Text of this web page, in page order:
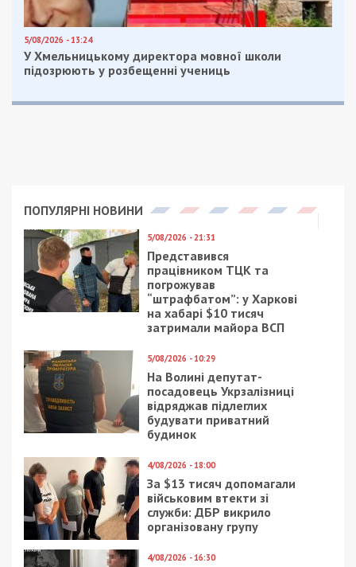
5/08/2026 - 13:24
У Хмельницькому директора мовної школи
підозрюють у розбещенні учениць
ПОПУЛЯРНІ НОВИНИ
5/08/2026 - 21:31
Представився
працівником ТЦК та
погрожував
“штрафбатом”: у Харкові
на хабарі $10 тисяч
затримали майора ВСП
5/08/2026 - 10:29
На Волині депутат-
посадовець Укрзалізниці
відряджав підлеглих
будувати приватний
будинок
4/08/2026 - 18:00
За $13 тисяч допомагали
військовим втекти зі
служби: ДБР викрило
організовану групу
4/08/2026 - 16:30